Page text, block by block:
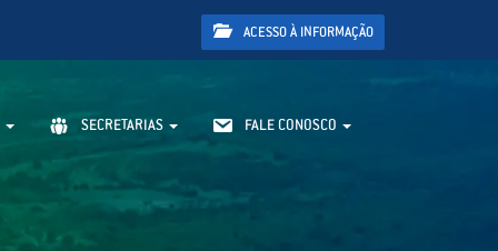
ACESSO À INFORMAÇÃO
SECRETARIAS FALE CONOSCO